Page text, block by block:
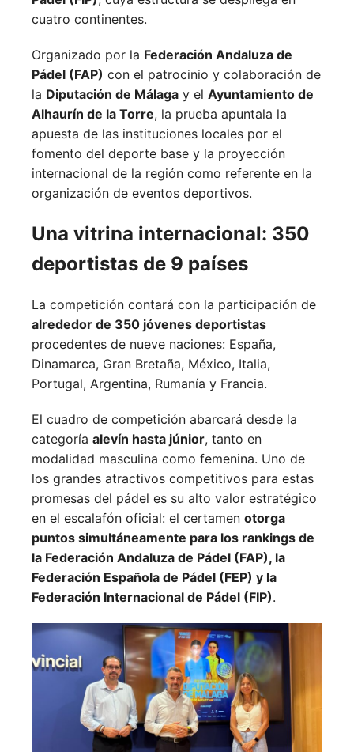
cuatro continentes.
Organizado por la Federación Andaluza de
Pádel (FAP) con el patrocinio y colaboración de
la Diputación de Málaga y el Ayuntamiento de
Alhaurín de la Torre, la prueba apuntala la
apuesta de las instituciones locales por el
fomento del deporte base y la proyección
internacional de la región como referente en la
organización de eventos deportivos.
Una vitrina internacional: 350
deportistas de 9 países
La competición contará con la participación de
alrededor de 350 jóvenes deportistas
procedentes de nueve naciones: España,
Dinamarca, Gran Bretaña, México, Italia,
Portugal, Argentina, Rumanía y Francia.
El cuadro de competición abarcará desde la
categoría alevín hasta júnior, tanto en
modalidad masculina como femenina. Uno de
los grandes atractivos competitivos para estas
promesas del pádel es su alto valor estratégico
en el escalafón oficial: el certamen otorga
puntos simultáneamente para los rankings de
la Federación Andaluza de Pádel (FAP), la
Federación Española de Pádel (FEP) y la
Federación Internacional de Pádel (FIP).